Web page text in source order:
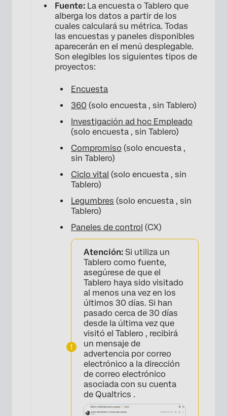
×
×
Fuente: La encuesta o Tablero que
alberga los datos a partir de los
cuales calculará su métrica. Todas
las encuestas y paneles disponibles
aparecerán en el menú desplegable.
Son elegibles los siguientes tipos de
proyectos:
Encuesta
360 (solo encuesta , sin Tablero)
Investigación ad hoc Empleado
(solo encuesta , sin Tablero)
Compromiso (solo encuesta ,
sin Tablero)
Ciclo vital (solo encuesta , sin
Tablero)
Legumbres (solo encuesta , sin
Tablero)
Paneles de control (CX)
Atención: Si utiliza un
Tablero como fuente,
asegúrese de que el
Tablero haya sido visitado
al menos una vez en los
últimos 30 días. Si han
pasado cerca de 30 días
desde la última vez que
visitó el Tablero , recibirá
un mensaje de
advertencia por correo
electrónico a la dirección
de correo electrónico
asociada con su cuenta
de Qualtrics .